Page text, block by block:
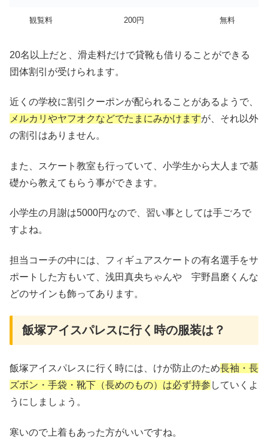
観覧料 200円 無料
20名以上だと、滑走料だけで貸靴も借りることができる
団体割引が受けられます。
近くの学校に割引クーポンが配られることがあるようで、
メルカリやヤフオクなどでたまにみかけますが、それ以外
の割引はありません。
また、スケート教室も行っていて、小学生から大人まで基
礎から教えてもらう事ができます。
小学生の月謝は5000円なので、習い事としては手ごろで
すよね。
担当コーチの中には、フィギュアスケートの有名選手をサ
ポートした方もいて、浅田真央ちゃんや 宇野昌磨くんな
どのサインも飾ってあります。
飯塚アイスパレスに行く時の服装は？
飯塚アイスパレスに行く時には、けが防止のため長袖・長
ズボン・手袋・靴下（長めのもの）は必ず持参 していくよ
うにしましょう。
寒いので上着もあった方がいいですね。